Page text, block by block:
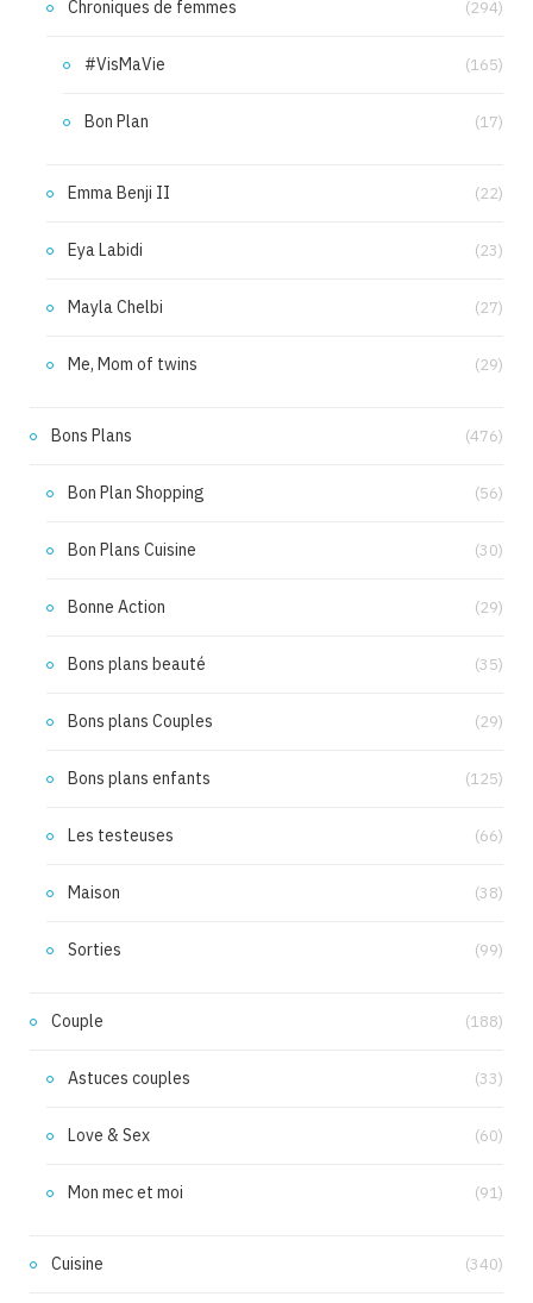
Chroniques de femmes (294)
#VisMaVie (165)
Bon Plan (17)
Emma Benji II (22)
Eya Labidi (23)
Mayla Chelbi (27)
Me, Mom of twins (29)
Bons Plans (476)
Bon Plan Shopping (56)
Bon Plans Cuisine (30)
Bonne Action (29)
Bons plans beauté (35)
Bons plans Couples (29)
Bons plans enfants (125)
Les testeuses (66)
Maison (38)
Sorties (99)
Couple (188)
Astuces couples (33)
Love & Sex (60)
Mon mec et moi (91)
Cuisine (340)